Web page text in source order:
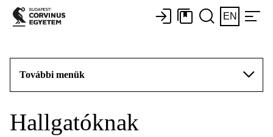
EN
További menük
Hallgatóknak